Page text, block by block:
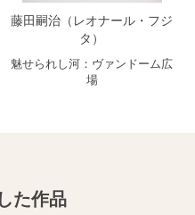
藤田嗣治（レオナール・フジ
タ）
魅せられし河：ヴァンドーム広
場
た作品